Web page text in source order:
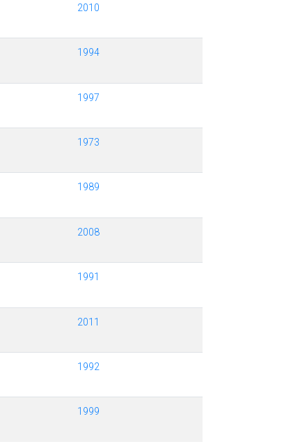
2010
1994
1997
1973
1989
2008
1991
2011
1992
1999